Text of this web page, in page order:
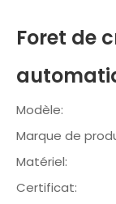
Foret de
Modèle:
Marque de
Matériel:
Certificat: